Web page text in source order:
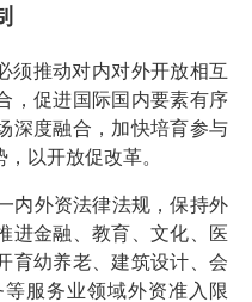
须推动对内对外开放相互
，促进国际国内要素有序
深度融合，加快培育参与
以开放促改革。
内外资法律法规，保持外
进金融、教育、文化、医
育幼养老、建筑设计、会
服务业领域外资准入限